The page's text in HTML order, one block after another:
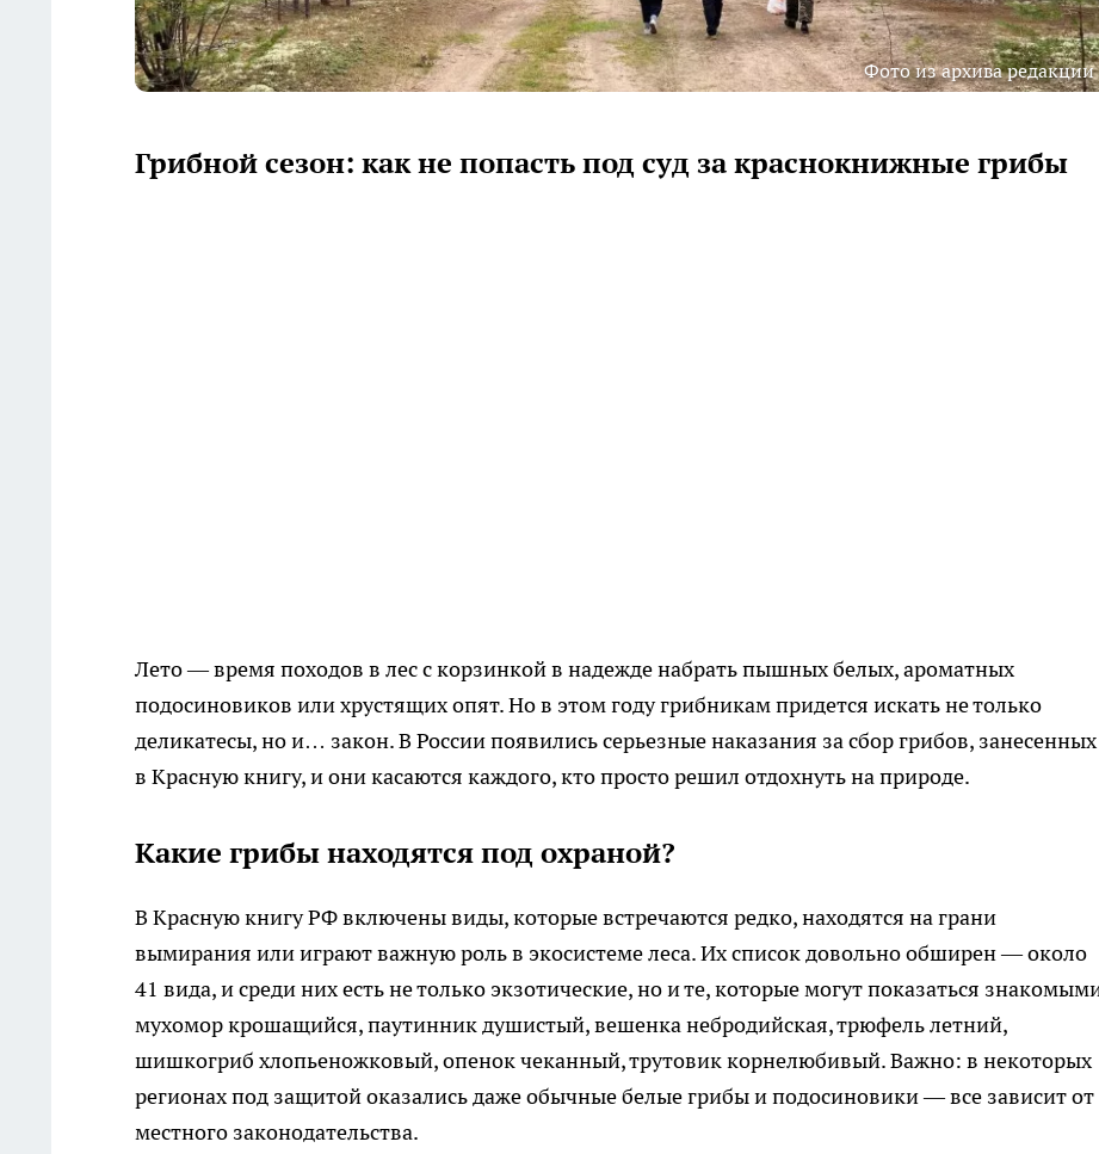
Фото из архива редакции
Грибной сезон: как не попасть под суд за краснокнижные грибы
Лето — время походов в лес с корзинкой в надежде набрать пышных белых, ароматных
подосиновиков или хрустящих опят. Но в этом году грибникам придется искать не только
деликатесы, но и… закон. В России появились серьезные наказания за сбор грибов, занесенных
в Красную книгу, и они касаются каждого, кто просто решил отдохнуть на природе.
Какие грибы находятся под охраной?
В Красную книгу РФ включены виды, которые встречаются редко, находятся на грани
вымирания или играют важную роль в экосистеме леса. Их список довольно обширен — около
41 вида, и среди них есть не только экзотические, но и те, которые могут показаться
мухомор крошащийся, паутинник душистый, вешенка небродийская, трюфель летний,
шишкогриб хлопьеножковый, опенок чеканный, трутовик корнелюбивый. Важно: в некоторых
регионах под защитой оказались даже обычные белые грибы и подосиновики — все зависит от
местного законодательства.